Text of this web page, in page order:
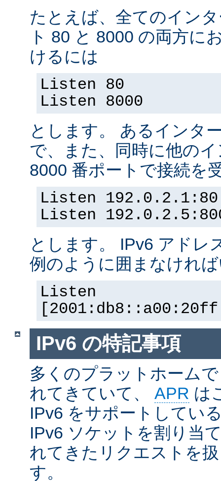
たとえば、全てのイン
ト 80 と 8000 の両方に
けるには
Listen 80
Listen 8000
とします。 あるインタ
で、また、同時に他の
8000 番ポートで接続を
Listen 192.0.2.1:80
Listen
とします。 IPv6 アドレ
例のように囲まなけれ
Listen
IPv6 の特記事項
多くのプラットホーム
れてきていて、 APR は
IPv6 をサポートしてい
IPv6 ソケットを割り当
れてきたリクエストを
す。